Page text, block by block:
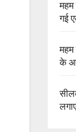
महम
गई
महम
के